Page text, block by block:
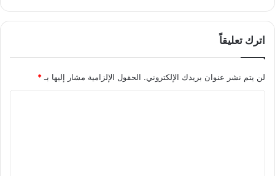
اترك تعليقاً
لن يتم نشر عنوان بريدك الإلكتروني. الحقول الإلزامية مشار إليها بـ *